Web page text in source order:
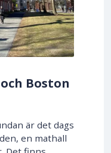
Boston
är det dags
en mathall